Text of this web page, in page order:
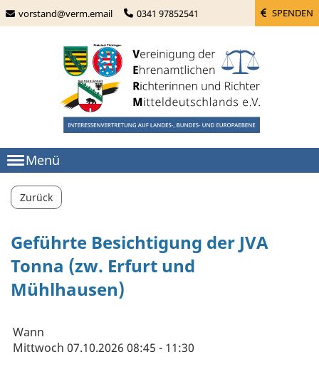
vorstand@verm.email 0341 97852541 SPENDEN
Menü
Zurück
Geführte Besichtigung der JVA
Tonna (zw. Erfurt und
Mühlhausen)
Wann
Mittwoch 07.10.2026 08:45 - 11:30